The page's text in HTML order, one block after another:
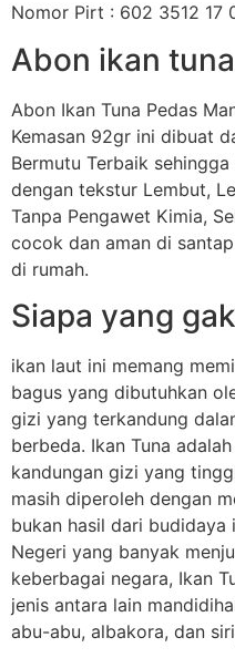
Nomor Pirt : 602 3512 17
Abon ikan
Abon Ikan Tuna Pedas
Kemasan 92gr ini dibuat
Bermutu Terbaik
dengan tekstur Lembut,
Tanpa Pengawet Kimia,
cocok dan aman di
di rumah.
Siapa yang
ikan laut ini memang
bagus yang dibutuhkan
gizi yang terkandung
berbeda. Ikan Tuna
kandungan gizi yang
masih diperoleh dengan
bukan hasil dari budidaya
Negeri yang banyak
keberbagai negara, Ikan
jenis antara lain
abu-abu, albakora, dan